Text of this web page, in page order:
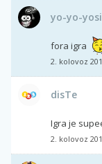
yo-yo-
fora igra
2. kolovoz
disTe
Igra je
2. kolovoz